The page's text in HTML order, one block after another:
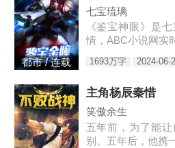
都市 / 连载
七宝琉璃
《鉴宝神眼》是
情，ABC小说网实
论，并不代表ABC
1693万字 2024-06-
主角杨辰秦惜
笑傲余生
五年前，为了能
别。五年后，他携